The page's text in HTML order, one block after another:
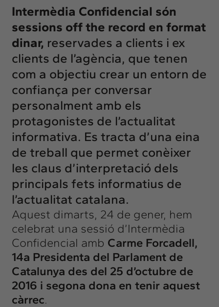
Intermèdia Confidencial són
sessions off the record en format
dinar, reservades a clients i ex
clients de l’agència, que tenen
com a objectiu crear un entorn de
confiança per conversar
personalment amb els
protagonistes de l’actualitat
informativa. Es tracta d’una eina
de treball que permet conèixer
les claus d’interpretació dels
principals fets informatius de
l’actualitat catalana.
Aquest dimarts, 24 de gener, hem
celebrat una sessió d’Intermèdia
Confidencial amb Carme Forcadell,
14a Presidenta del Parlament de
Catalunya des del 25 d’octubre de
2016 i segona dona en tenir aquest
càrrec.